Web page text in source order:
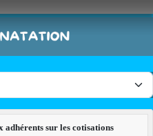
sur les cotisations